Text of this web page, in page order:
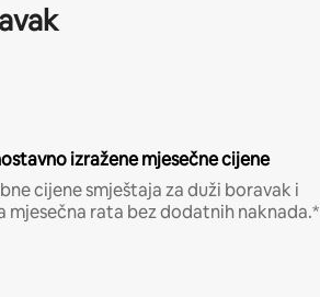
izražene mjesečne cijene
cijene smještaja za duži boravak i
mjesečna rata bez dodatnih naknada.*